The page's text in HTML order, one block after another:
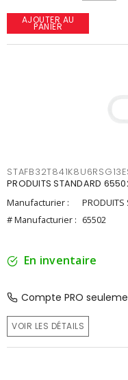
AJOUTER AU
PANIER
PRODUITS STANDARD
Manufacturier :
PRODUITS
# Manufacturier : 65502
En inventaire
Compte PRO
VOIR LES DÉTAILS